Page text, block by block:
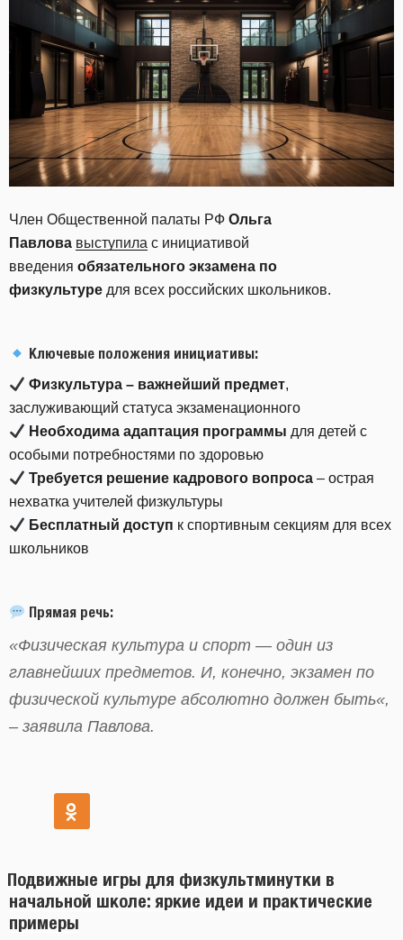
Член Общественной палаты РФ Ольга
Павлова выступила с инициативой
введения обязательного экзамена по
физкультуре для всех российских школьников.
Ключевые положения инициативы:
Физкультура – важнейший предмет,
заслуживающий статуса экзаменационного
Необходима адаптация программы для детей с
особыми потребностями по здоровью
Требуется решение кадрового вопроса – острая
нехватка учителей физкультуры
Бесплатный доступ к спортивным секциям для всех
школьников
Прямая речь:
«Физическая культура и спорт — один из
главнейших предметов. И, конечно, экзамен по
физической культуре абсолютно должен быть«,
– заявила Павлова.
Подвижные игры для физкультминутки в
начальной школе: яркие идеи и практические
примеры